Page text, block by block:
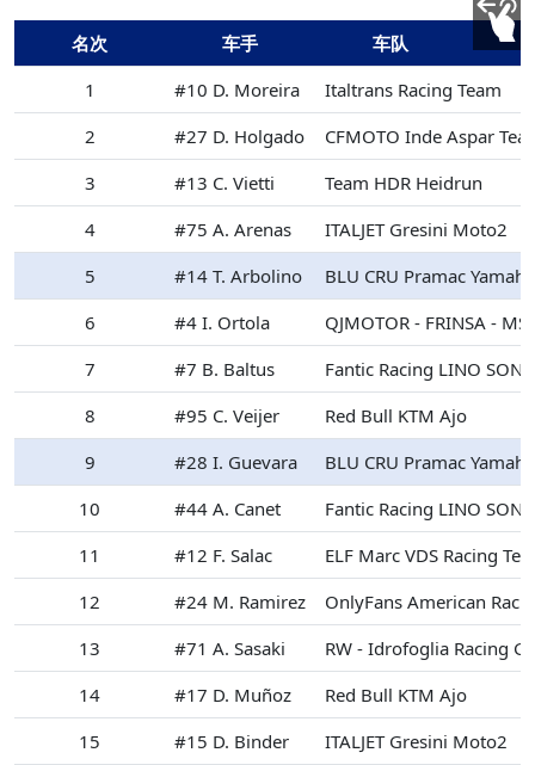
名次 车手
车队
1
#10 D. Moreira
Italtrans Racing Team
2
#27 D. Holgado
CFMOTO Inde Aspar
3
#13 C. Vietti
Team HDR Heidrun
4
#75 A. Arenas
ITALJET Gresini Moto2
5
#14 T. Arbolino
BLU CRU Pramac
6
#4 I. Ortola
QJMOTOR - FRINSA - MSI
7
#7 B. Baltus
Fantic Racing LINO
8
#95 C. Veijer
Red Bull KTM Ajo
9
#28 I. Guevara
BLU CRU Pramac
10
#44 A. Canet
Fantic Racing LINO
11
#12 F. Salac
ELF Marc VDS Racing
12
#24 M. Ramirez
OnlyFans American
13
#71 A. Sasaki
RW - Idrofoglia Racing
14
#17 D. Muñoz
Red Bull KTM Ajo
15
#15 D. Binder ITALJET Gresini Moto2